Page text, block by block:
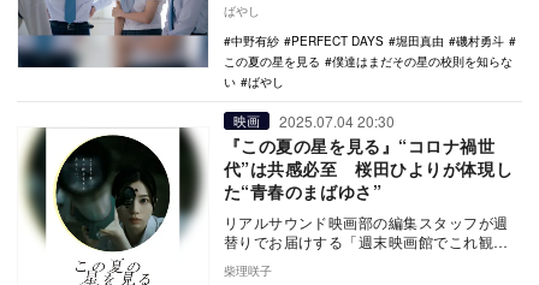
うな美しい映像…
ばやし
中野有紗
PERFECT DAYS 堀田真由
磯村勇斗
この夏の星を見る
僕達はまだその星の校則を知らな
い
ばやし
映画 2025.07.04 20:30
『この夏の星を見る』“コロナ禍世
代”は共感必至 桜田ひよりが体現し
た“青春のまばゆさ”
リアルサウンド映画部の編集スタッフが週
替りでお届けする「週末映画館でこれ観よ
文台野辺山を訪…
柴理咲子